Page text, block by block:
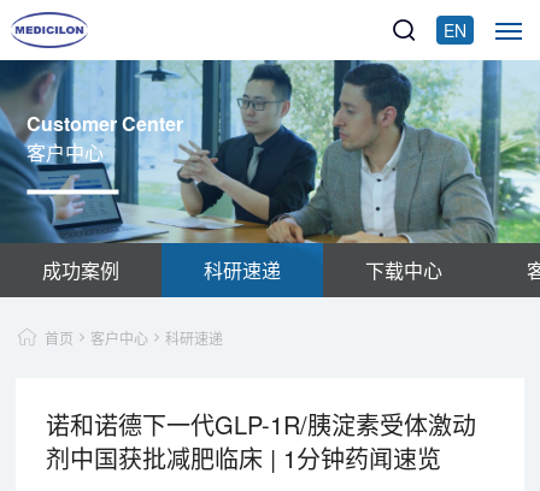
EN
Customer Center
客户中心
成功案例 科研速递 下载中心
首页 客户中心 科研速递
诺和诺德下一代GLP-1R/胰淀素受体激动
剂中国获批减肥临床 | 1分钟药闻速览